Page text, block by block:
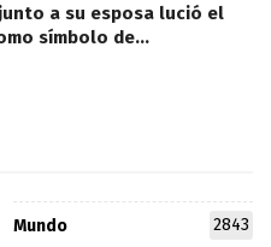
a su esposa lució el
símbolo de…
Mundo 2843